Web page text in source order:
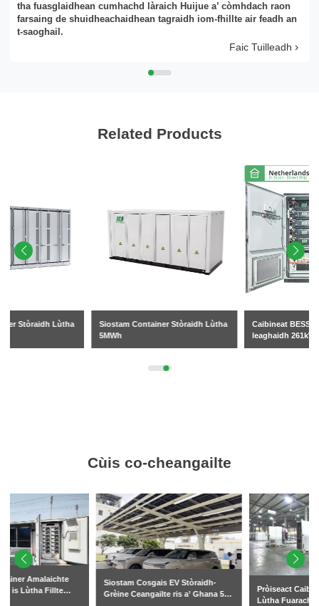
tha fuasglaidhean cumhachd làraich Huijue a’ còmhdach raon
farsaing de shuidheachaidhean tagraidh iom-fhillte air feadh an
t-saoghail.
Faic Tuilleadh
Related Products
Siostam Container Stòraidh Lùtha
Caibineat BESS Fuarachaidh-
Cùis co-cheangailte
Siostam Cosgais EV Stòraidh-
Grèine Ceangailte ris a’ Ghana 50
Pròiseact Caibineat Stòraidh
Lùtha Fuarachaidh Leaghaidh